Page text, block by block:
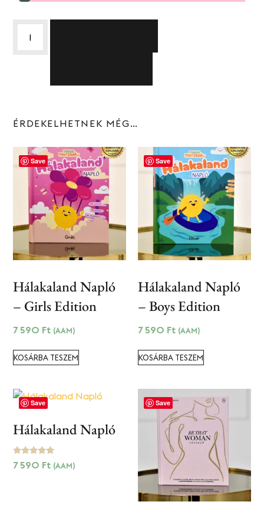
ÉRDEKELHETNEK MÉG…
Save
Hálakaland Napló
– Girls Edition
7 590 Ft (AAM)
KOSÁRBA TESZEM
Save
Hálakaland Napló
–Boys Edition
7 590 Ft (AAM)
KOSÁRBA TESZEM
Save
Hálakaland Napló
Értékelés:
5.00
7 590 Ft (AAM)
Save